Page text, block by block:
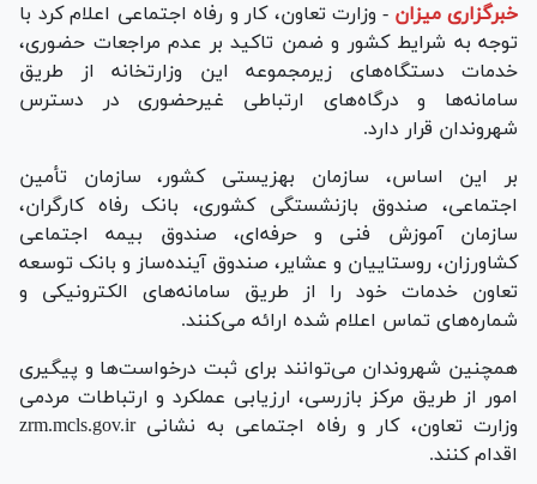
خبرگزاری میزان - وزارت تعاون، کار و رفاه اجتماعی اعلام کرد با
توجه به شرایط کشور و ضمن تاکید بر عدم مراجعات حضوری،
خدمات دستگاه‌های زیرمجموعه این وزارتخانه از طریق
سامانه‌ها و درگاه‌های ارتباطی غیرحضوری در دسترس
شهروندان قرار دارد.
‌بر این اساس، سازمان بهزیستی کشور، سازمان تأمین
اجتماعی، صندوق بازنشستگی کشوری، بانک رفاه کارگران،
سازمان آموزش فنی و حرفه‌ای، صندوق بیمه اجتماعی
کشاورزان، روستاییان و عشایر، صندوق آینده‌ساز و بانک توسعه
تعاون خدمات خود را از طریق سامانه‌های الکترونیکی و
شماره‌های تماس اعلام شده ارائه می‌کنند.
‌همچنین شهروندان می‌توانند برای ثبت درخواست‌ها و پیگیری
امور از طریق مرکز بازرسی، ارزیابی عملکرد و ارتباطات مردمی
وزارت تعاون، کار و رفاه اجتماعی به نشانی zrm.mcls.gov.ir
اقدام کنند.